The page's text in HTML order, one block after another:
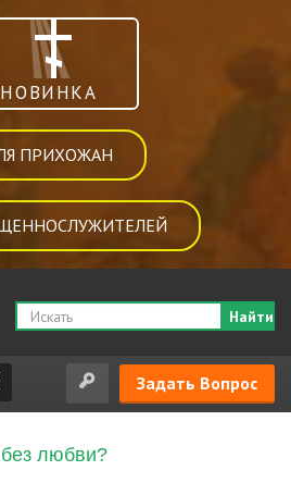
НОВИНКА
ПРИХОЖАН
Найти
Задать Вопрос
любви?